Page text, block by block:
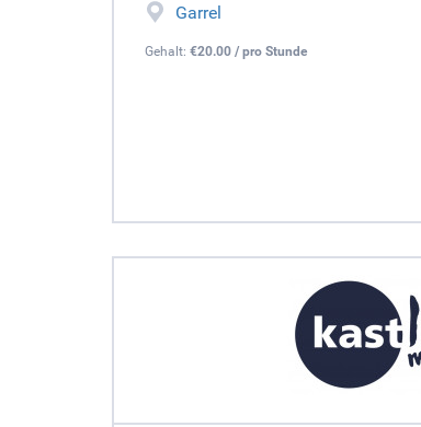
Garrel
Gehalt: €20.00 / pro Stunde